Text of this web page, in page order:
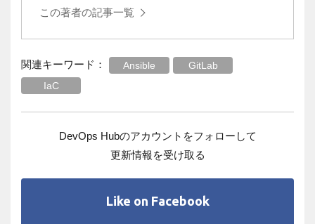
この著者の記事一覧
関連キーワード： Ansible
GitLab
IaC
DevOps Hubのアカウントをフォローして
更新情報を受け取る
Like on Facebook